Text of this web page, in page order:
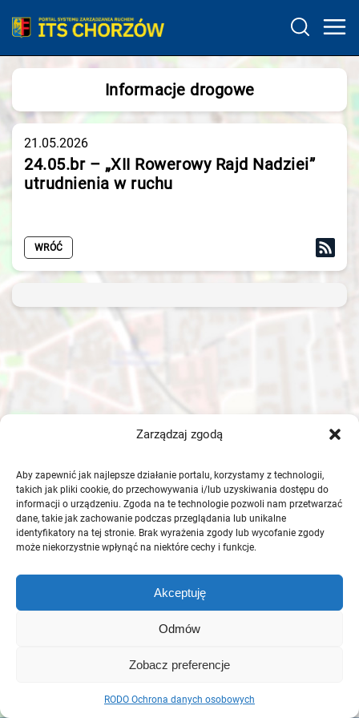
Zarządzaj zgodą
Aby zapewnić jak najlepsze działanie portalu, korzystamy z technologii,
takich jak pliki cookie, do przechowywania i/lub uzyskiwania dostępu do
informacji o urządzeniu. Zgoda na te technologie pozwoli nam przetwarzać
dane, takie jak zachowanie podczas przeglądania lub unikalne
identyfikatory na tej stronie. Brak wyrażenia zgody lub wycofanie zgody
może niekorzystnie wpłynąć na niektóre cechy i funkcje.
Akceptuję
Odmów
Zobacz preferencje
RODO Ochrona danych osobowych
Informacje drogowe
21.05.2026
24.05.br – „XII Rowerowy Rajd Nadziei”
utrudnienia w ruchu
WRÓĆ